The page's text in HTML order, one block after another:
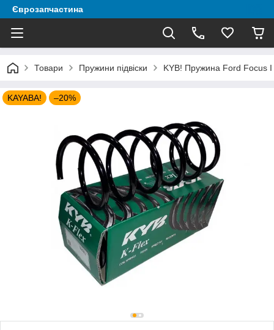
Єврозапчастина
Товари Пружини підвіски KYB! Пружина Ford Focus
KAYABA! –20%